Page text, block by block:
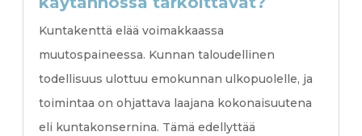
Kuntakenttä elää voimakkaassa
muutospaineessa. Kunnan taloudellinen
todellisuus ulottuu emokunnan ulkopuolelle, ja
toimintaa on ohjattava laajana kokonaisuutena
eli kuntakonsernina. Tämä edellyttää